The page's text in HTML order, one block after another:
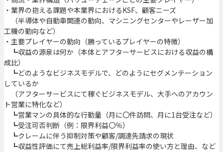
・業界の抱える課題や本業界におけるKSF、顧客ニーズ
（半導体や自動車関連の動向、マシニングセンターやレーザー加
工機の動向など）
・主要プレイヤーの動向（勝っているプレイヤーの特徴）
┗収益の源泉は何か（本体とアフターサービスにおける収益の構
成比）
┗どのようなビジネスモデルで、どのようにセグメンテーション
しているか
（アフターサービスにて稼ぐビジネスモデル、大手へのアカウン
ト営業に特化など）
┗営業マンの具体的な行動量（月に〇件訪問、月に1台受注など）
┗受注可否判断（例：限界利益〇％）
┗クレームに伴う抑制対策や顧客/調達先請求の現状
┗収益性評価にて売上総利益率/限界利益率の使い方と理由、など